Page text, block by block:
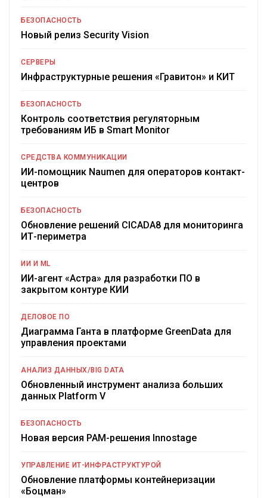
БЕЗОПАСНОСТЬ
Новый релиз Security Vision
СЕРВЕРЫ
Инфраструктурные решения «Гравитон» и КИТ
БЕЗОПАСНОСТЬ
Контроль соответствия регуляторным
требованиям ИБ в Smart Monitor
СРЕДСТВА КОММУНИКАЦИИ
ИИ-помощник Naumen для операторов контакт-
центров
БЕЗОПАСНОСТЬ
Обновление решений CICADA8 для мониторинга
ИТ-периметра
ИИ И ML
ИИ-агент «Астра» для разработки ПО в
закрытом контуре КИИ
ДЕЛОВОЕ ПО
Диаграмма Ганта в платформе GreenData для
управления проектами
АНАЛИЗ ДАННЫХ/BIG DATA
Обновленный инструмент анализа больших
данных Platform V
БЕЗОПАСНОСТЬ
Новая версия PAM-решения Innostage
УПРАВЛЕНИЕ ИТ-ИНФРАСТРУКТУРОЙ
Обновление платформы контейнеризации
«Боцман»